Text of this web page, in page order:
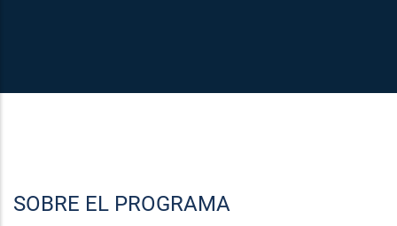
SOBRE EL PROGRAMA